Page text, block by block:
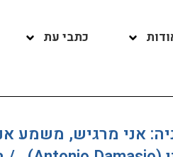
כתבי עת
אני מרגיש, משמע